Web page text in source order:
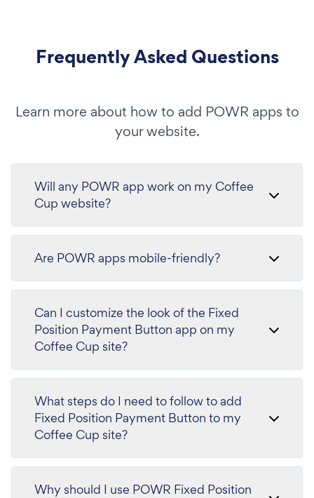
Frequently Asked Questions
Learn more about how to add POWR apps to
your website.
Will any POWR app work on my Coffee
Cup website?
Are POWR apps mobile-friendly?
Can I customize the look of the Fixed
Position Payment Button app on my
Coffee Cup site?
What steps do I need to follow to add
Fixed Position Payment Button to my
Coffee Cup site?
Why should I use POWR Fixed Position